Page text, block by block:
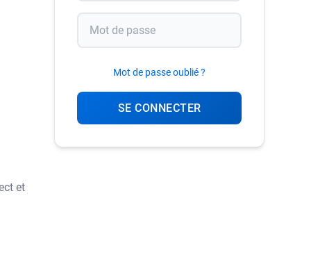
et
Mot de passe oublié ?
SE CONNECTER